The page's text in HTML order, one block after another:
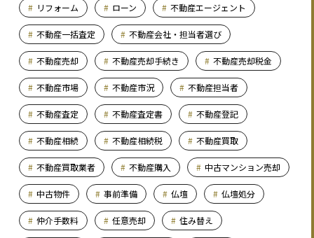
リフォーム ローン 不動産エージェント
不動産一括査定 不動産会社・担当者選び
不動産売却 不動産売却手続き 不動産売却税金
不動産市場 不動産市況 不動産担当者
不動産査定 不動産査定書 不動産登記
不動産相続 不動産相続税 不動産買取
不動産買取業者 不動産購入 中古マンション売却
中古物件 事前準備 仏壇 仏壇処分
仲介手数料 任意売却 住み替え